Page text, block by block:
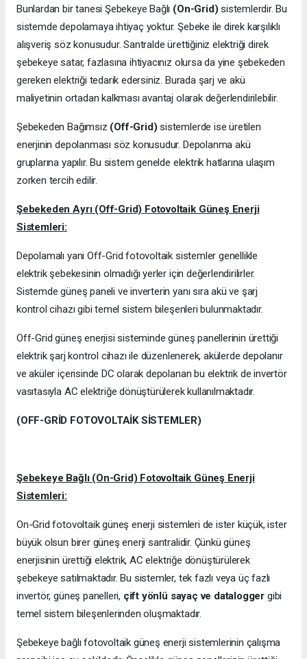
Bunlardan bir tanesi Şebekeye Bağlı (On-Grid) sistemlerdir. Bu
sistemde depolamaya ihtiyaç yoktur. Şebeke ile direk karşılıklı
alışveriş söz konusudur. Santralde ürettiğiniz elektriği direk
şebekeye satar, fazlasına ihtiyacınız olursa da yine şebekeden
gereken elektriği tedarik edersiniz. Burada şarj ve akü
maliyetinin ortadan kalkması avantaj olarak değerlendirilebilir.
Şebekeden Bağımsız (Off-Grid) sistemlerde ise üretilen
enerjinin depolanması söz konusudur. Depolanma akü
gruplarına yapılır. Bu sistem genelde elektrik hatlarına ulaşım
zorken tercih edilir.
Şebekeden Ayrı (Off-Grid) Fotovoltaik Güneş Enerji
Sistemleri:
Depolamalı yani Off-Grid fotovoltaik sistemler genellikle
elektrik şebekesinin olmadığı yerler için değerlendirilirler.
Sistemde güneş paneli ve inverterin yanı sıra akü ve şarj
kontrol cihazı gibi temel sistem bileşenleri bulunmaktadır.
Off-Grid güneş enerjisi sisteminde güneş panellerinin ürettiği
elektrik şarj kontrol cihazı ile düzenlenerek, akülerde depolanır
ve aküler içerisinde DC olarak depolanan bu elektrik de invertör
vasıtasıyla AC elektriğe dönüştürülerek kullanılmaktadır.
(OFF-GRİD FOTOVOLTAİK SİSTEMLER)
Şebekeye Bağlı (On-Grid) Fotovoltaik Güneş Enerji
Sistemleri:
On-Grid fotovoltaik güneş enerji sistemleri de ister küçük, ister
büyük olsun birer güneş enerji santralidir. Çünkü güneş
enerjisinin ürettiği elektrik, AC elektriğe dönüştürülerek
şebekeye satılmaktadır. Bu sistemler, tek fazlı veya üç fazlı
invertör, güneş panelleri, çift yönlü sayaç ve datalogger gibi
temel sistem bileşenlerinden oluşmaktadır.
Şebekeye bağlı fotovoltaik güneş enerji sistemlerinin çalışma